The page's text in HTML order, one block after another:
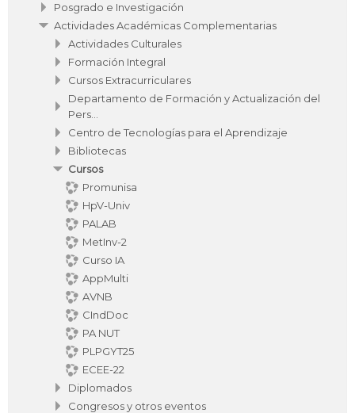
Posgrado e Investigación
Actividades Académicas Complementarias
Actividades Culturales
Formación Integral
Cursos Extracurriculares
Departamento de Formación y Actualización del
Pers...
Centro de Tecnologías para el Aprendizaje
Bibliotecas
Cursos
Promunisa
HpV-Univ
PALAB
MetInv-2
Curso IA
AppMulti
AVNB
CIndDoc
PA NUT
PLPGYT25
ECEE-22
Diplomados
Congresos y otros eventos